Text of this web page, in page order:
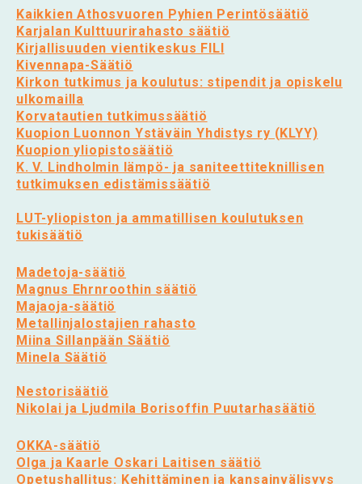
Kaikkien Athosvuoren Pyhien Perintösäätiö
Karjalan Kulttuurirahasto säätiö
Kirjallisuuden vientikeskus FILI
Kivennapa-Säätiö
Kirkon tutkimus ja koulutus: stipendit ja opiskelu
ulkomailla
Korvatautien tutkimussäätiö
Kuopion Luonnon Ystäväin Yhdistys ry (KLYY)
Kuopion yliopistosäätiö
K. V. Lindholmin lämpö- ja saniteettiteknillisen
tutkimuksen edistämissäätiö
LUT-yliopiston ja ammatillisen koulutuksen
tukisäätiö
Madetoja-säätiö
Magnus Ehrnroothin säätiö
Majaoja-säätiö
Metallinjalostajien rahasto
Miina Sillanpään Säätiö
Minela Säätiö
Nestorisäätiö
Nikolai ja Ljudmila Borisoffin Puutarhasäätiö
OKKA-säätiö
Olga ja Kaarle Oskari Laitisen säätiö
Opetushallitus: Kehittäminen ja kansainvälisyys